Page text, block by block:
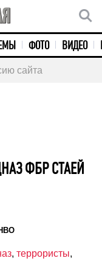
ТЕМЫ ФОТО ВИДЕО
сайта
ФБР СТАЕЙ
, террористы,